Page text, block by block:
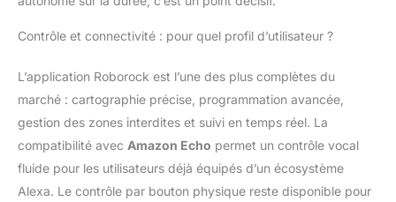
sombre ou bien éclairé.
Moquettes à Poils Mi-
capacité d'élévation du
chÃssis AdaptiLift de 10
mm robot laveur
améliore
lesperformances de
nettoyage des
moquettes. Cette
Contrôle et connectivité : pour quel profil d’utilisateur ?
L’application Roborock est l’une des plus complètes du
marché : cartographie précise, programmation avancée,
gestion des zones interdites et suivi en temps réel. La
compatibilité avec Amazon Echo permet un contrôle vocal
fluide pour les utilisateurs déjà équipés d’un écosystème
Alexa. Le contrôle par bouton physique reste disponible pour